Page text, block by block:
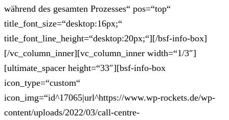
während des gesamten Prozesses“ pos=“top“
title_font_size=“desktop:16px;“
title_font_line_height=“desktop:20px;“][/bsf-info-box]
[/vc_column_inner][vc_column_inner width=“1/3″]
[ultimate_spacer height=“33″][bsf-info-box
icon_type=“custom“
icon_img=“id^17065|url^https://www.wp-rockets.de/wp-
content/uploads/2022/03/call-centre-